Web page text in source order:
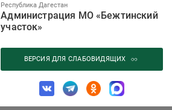
Республика Дагестан
Администрация МО «Бежтинский
участок»
ВЕРСИЯ ДЛЯ СЛАБОВИДЯЩИХ